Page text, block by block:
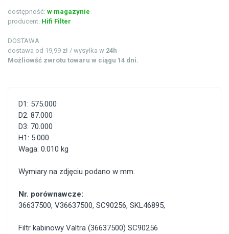
dostępność: w magazynie
producent: Hifi Filter
DOSTAWA
dostawa od 19,99 zł / wysyłka w 24h
Możliowść zwrotu towaru w ciągu 14 dni.
D1: 575.000
D2: 87.000
D3: 70.000
H1: 5.000
Waga: 0.010 kg
Wymiary na zdjęciu podano w mm.
Nr. porównawcze:
36637500, V36637500, SC90256, SKL46895,
Filtr kabinowy Valtra (36637500) SC90256